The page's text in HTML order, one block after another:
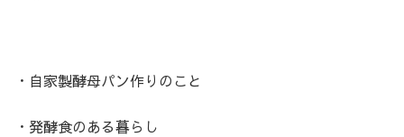
・自家製酵母パン作りのこと
・発酵食のある暮らし